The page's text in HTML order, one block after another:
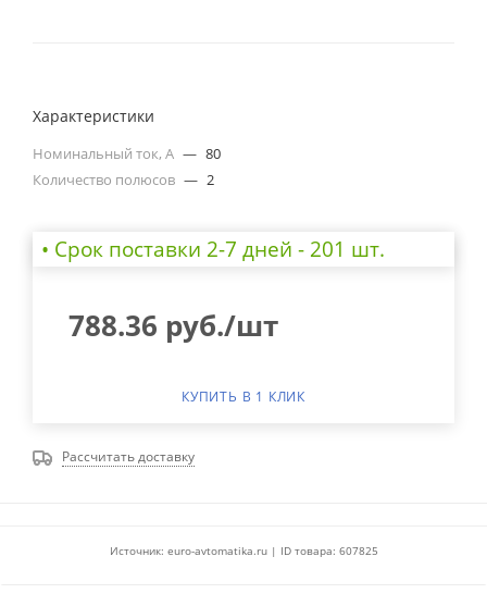
Характеристики
Номинальный ток, А — 80
Количество полюсов — 2
• Cрок поставки 2-7 дней - 201 шт.
788.36 руб./шт
КУПИТЬ В 1 КЛИК
Рассчитать доставку
Источник: euro-avtomatika.ru | ID товара: 607825